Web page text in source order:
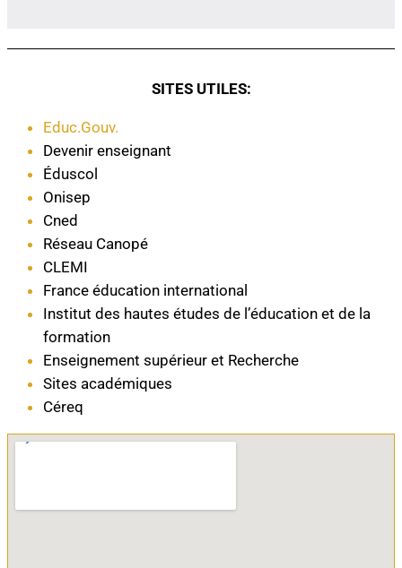
SITES UTILES:
Educ.Gouv.
Devenir enseignant
Éduscol
Onisep
Cned
Réseau Canopé
CLEMI
France éducation international
Institut des hautes études de l’éducation et de la
formation
Enseignement supérieur et Recherche
Sites académiques
Céreq